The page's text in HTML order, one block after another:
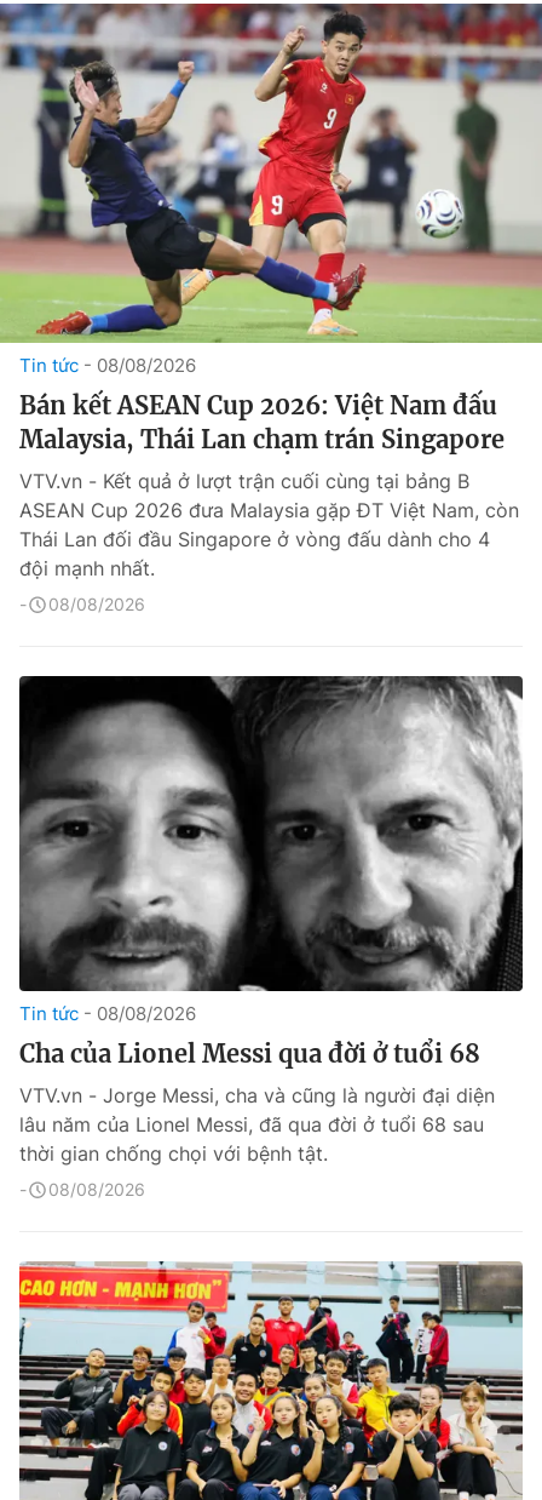
Tin tức 08/08/2026
Bán kết ASEAN Cup 2026: Việt Nam đấu
Malaysia, Thái Lan chạm trán Singapore
VTV.vn - Kết quả ở lượt trận cuối cùng tại bảng B
ASEAN Cup 2026 đưa Malaysia gặp ĐT Việt Nam, còn
Thái Lan đối đầu Singapore ở vòng đấu dành cho 4
đội mạnh nhất.
08/08/2026
Tin tức 08/08/2026
Cha của Lionel Messi qua đời ở tuổi 68
VTV.vn - Jorge Messi, cha và cũng là người đại diện
lâu năm của Lionel Messi, đã qua đời ở tuổi 68 sau
thời gian chống chọi với bệnh tật.
08/08/2026